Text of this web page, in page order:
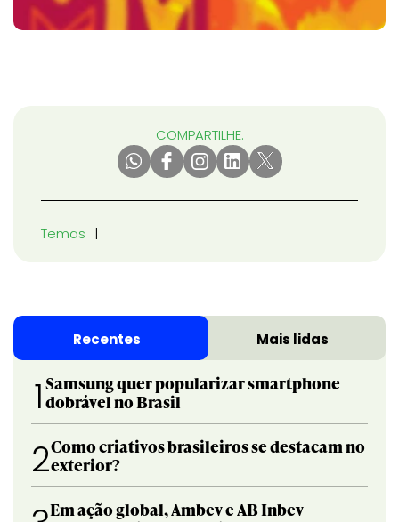
COMPARTILHE:
Temas
Recentes Mais lidas
1 Samsung quer popularizar smartphone
dobrável no Brasil
2Como criativos brasileiros se destacam no
exterior?
Em ação global, Ambev e AB Inbev